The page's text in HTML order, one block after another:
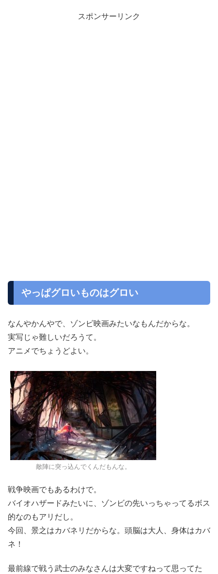
スポンサーリンク
やっぱグロいものはグロい
なんやかんやで、ゾンビ映画みたいなもんだからな。
実写じゃ難しいだろうて。
アニメでちょうどよい。
敵陣に突っ込んでくんだもんな。
戦争映画でもあるわけで。
バイオハザードみたいに、ゾンビの先いっちゃってるボス
的なのもアリだし。
今回、景之はカバネリだからな。頭脳は大人、身体はカバ
ネ！
最前線で戦う武士のみなさんは大変ですねって思ってた